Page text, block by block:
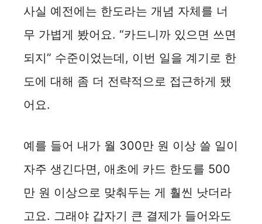
사실 예전에는 한도라는 개념 자체를 너
무 가볍게 봤어요. “카드니까 있으면 쓰면
되지” 수준이었는데, 이번 일을 계기로 한
도에 대해 좀 더 전략적으로 접근하게 됐
어요.
예를 들어 내가 월 300만 원 이상 쓸 일이
자주 생긴다면, 애초에 카드 한도를 500
만 원 이상으로 맞춰두는 게 훨씬 낫더라
고요. 그래야 갑자기 큰 결제가 들어와도